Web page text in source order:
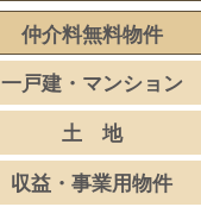
仲介料無料物件
一戸建・マンション
土 地
収益・事業用物件